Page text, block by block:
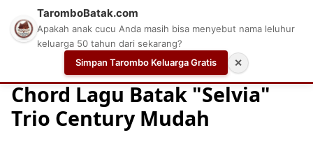
Chord Gitar Chord Gitar 2022 Chord gitar
Chord Lagu Batak "Selvia"
Trio Century Mudah
TaromboBatak.com
Apakah anak cucu Anda masih bisa menyebut nama leluhur
keluarga 50 tahun dari sekarang?
Simpan Tarombo Keluarga Gratis
✕